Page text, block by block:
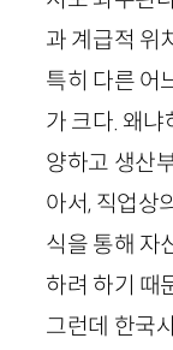
과 계급적 위
특히 다른 어
가 크다. 왜
양하고 생산
아서, 직업상
식을 통해 자
하려 하기 때
그런데 한국